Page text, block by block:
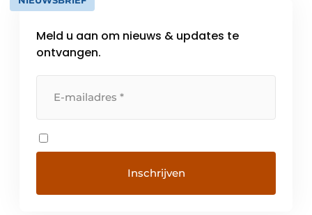
Meld u aan om nieuws & updates te
ontvangen.